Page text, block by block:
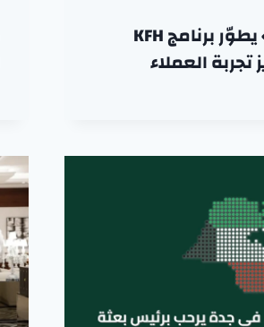
«بيت التمويل» يطوّر برنامج KFH